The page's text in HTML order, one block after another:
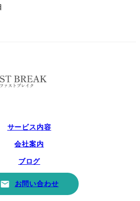
サービス内容
会社案内
ブログ
お問い合わせ